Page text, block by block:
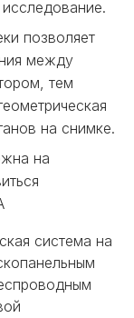
позволяет
между
тем
на снимке.
на
система на